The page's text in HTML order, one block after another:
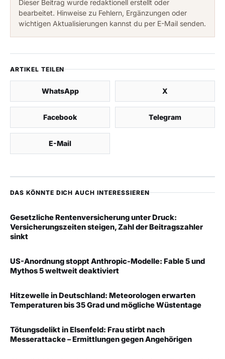
Dieser Beitrag wurde redaktionell erstellt oder
bearbeitet. Hinweise zu Fehlern, Ergänzungen oder
wichtigen Aktualisierungen kannst du per E-Mail senden.
ARTIKEL TEILEN
WhatsApp X
Facebook Telegram
E-Mail
DAS KÖNNTE DICH AUCH INTERESSIEREN
Gesetzliche Rentenversicherung unter Druck:
Versicherungszeiten steigen, Zahl der Beitragszahler
sinkt
US-Anordnung stoppt Anthropic-Modelle: Fable 5 und
Mythos 5 weltweit deaktiviert
Hitzewelle in Deutschland: Meteorologen erwarten
Temperaturen bis 35 Grad und mögliche Wüstentage
Tötungsdelikt in Elsenfeld: Frau stirbt nach
Messerattacke – Ermittlungen gegen Angehörigen